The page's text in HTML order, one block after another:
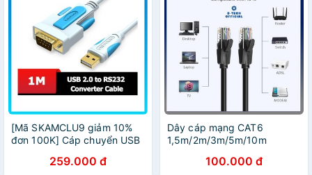
[Mã SKAMCLU9 giảm 10%
đơn 100K] Cáp chuyển USB
VAS-C02 - Ben Computer
259.000 đ
Dây cáp mạng CAT6
1,5m/2m/3m/5m/10m
HÃNG Vention IBBB
100.000 đ